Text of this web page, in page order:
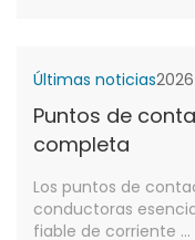
Últimas noticias
Puntos de
completa
Los puntos de
conductoras
fiable de corriente ...